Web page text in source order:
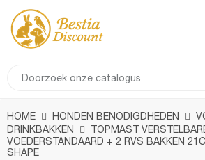
HOME HONDEN BENODIGDHEDEN
DRINKBAKKEN
TOPMAST
VOEDERSTANDAARD + 2 RVS BAKKEN
SHAPE